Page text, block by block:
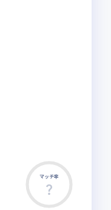
マッチ率